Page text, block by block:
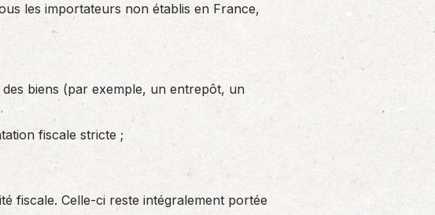
les importateurs non établis en France,
biens (par exemple, un entrepôt, un
fiscale stricte ;
fiscale. Celle-ci reste intégralement portée